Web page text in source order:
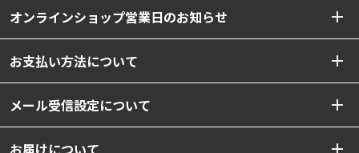
オンラインショップ営業日のお知らせ
お支払い方法について
メール受信設定について
お届けについて